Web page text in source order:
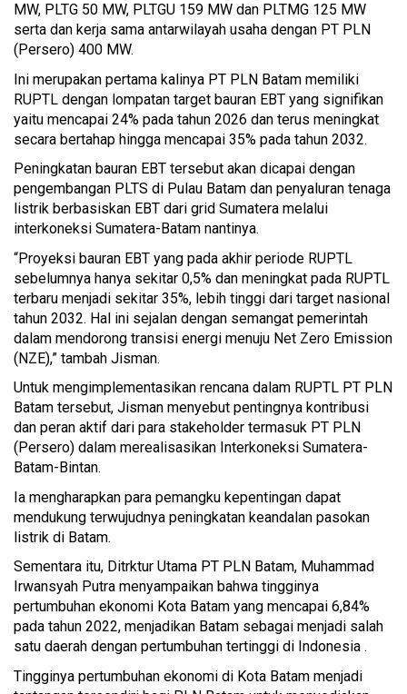
MW, PLTG 50 MW, PLTGU 159 MW dan PLTMG 125 MW
serta dan kerja sama antarwilayah usaha dengan PT PLN
(Persero) 400 MW.
Ini merupakan pertama kalinya PT PLN Batam memiliki
RUPTL dengan lompatan target bauran EBT yang signifikan
yaitu mencapai 24% pada tahun 2026 dan terus meningkat
secara bertahap hingga mencapai 35% pada tahun 2032.
Peningkatan bauran EBT tersebut akan dicapai dengan
pengembangan PLTS di Pulau Batam dan penyaluran tenaga
listrik berbasiskan EBT dari grid Sumatera melalui
interkoneksi Sumatera-Batam nantinya.
“Proyeksi bauran EBT yang pada akhir periode RUPTL
sebelumnya hanya sekitar 0,5% dan meningkat pada RUPTL
terbaru menjadi sekitar 35%, lebih tinggi dari target nasional
tahun 2032. Hal ini sejalan dengan semangat pemerintah
dalam mendorong transisi energi menuju Net Zero Emission
(NZE),” tambah Jisman.
Untuk mengimplementasikan rencana dalam RUPTL PT PLN
Batam tersebut, Jisman menyebut pentingnya kontribusi
dan peran aktif dari para stakeholder termasuk PT PLN
(Persero) dalam merealisasikan Interkoneksi Sumatera-
Batam-Bintan.
Ia mengharapkan para pemangku kepentingan dapat
mendukung terwujudnya peningkatan keandalan pasokan
listrik di Batam.
Sementara itu, Ditrktur Utama PT PLN Batam, Muhammad
Irwansyah Putra menyampaikan bahwa tingginya
pertumbuhan ekonomi Kota Batam yang mencapai 6,84%
pada tahun 2022, menjadikan Batam sebagai menjadi salah
satu daerah dengan pertumbuhan tertinggi di Indonesia .
Tingginya pertumbuhan ekonomi di Kota Batam menjadi